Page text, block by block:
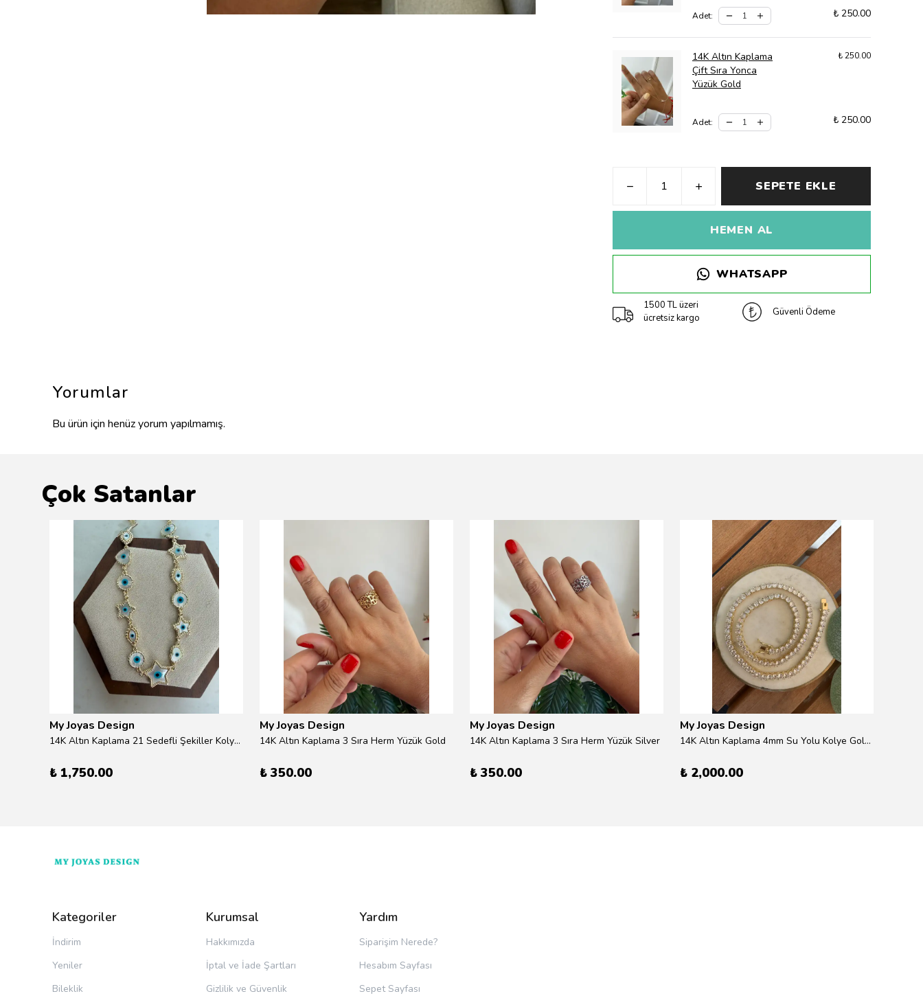
Adet: ₺ 250.00
14K Altın Kaplama
Çift Sıra Yonca
Yüzük Gold
₺ 250.00
Adet: ₺ 250.00
SEPETE EKLE
HEMEN AL
WHATSAPP
1500 TL üzeri
ücretsiz kargo
Güvenli Ödeme
Yorumlar
Bu ürün için henüz yorum yapılmamış.
Çok Satanlar
My Joyas Design
14K Altın Kaplama 21 Sedefli Şekiller Kolye 46cm
₺ 1,750.00
My Joyas Design
14K Altın Kaplama 3 Sıra Herm Yüzük Gold
₺ 350.00
My Joyas Design
14K Altın Kaplama 3 Sıra Herm Yüzük Silver
₺ 350.00
My Joyas Design
14K Altın Kaplama 4mm Su Yolu Kolye Gold 41cm
₺ 2,000.00
Kategoriler
İndirim
Yeniler
Bileklik
Kurumsal
Hakkımızda
İptal ve İade Şartları
Gizlilik ve Güvenlik
Yardım
Siparişim Nerede?
Hesabım Sayfası
Sepet Sayfası